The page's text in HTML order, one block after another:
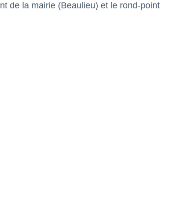
de la mairie (Beaulieu) et le rond-point